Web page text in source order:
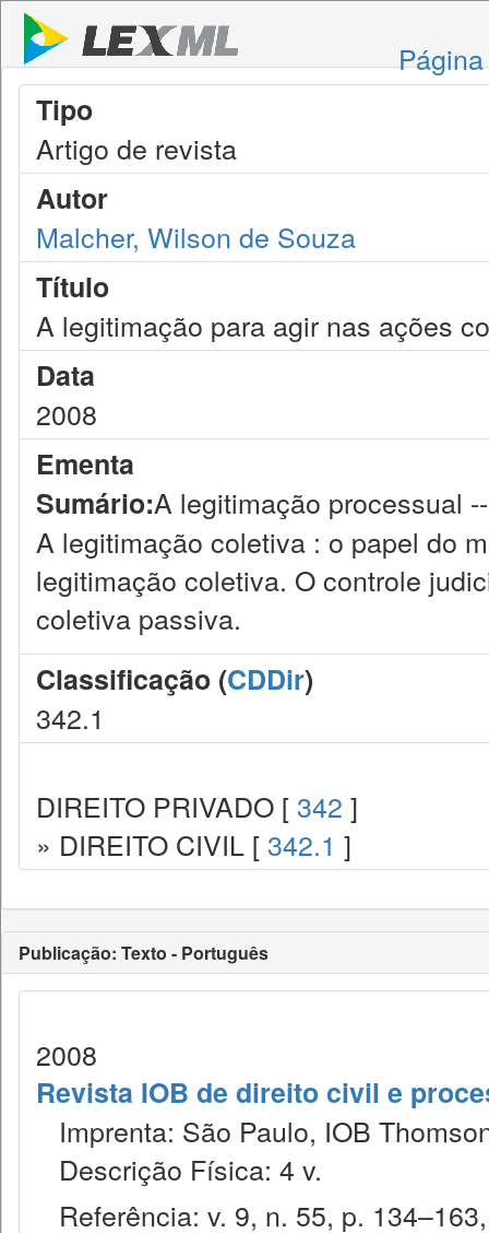
Tipo
Artigo de revista
Autor
Malcher, Wilson de Souza
Título
A legitimação para agir nas ações
Data
2008
Ementa
Sumário:A legitimação processual
A legitimação coletiva : o papel do
legitimação coletiva. O controle
coletiva passiva.
Classificação (CDDir)
342.1
DIREITO PRIVADO [ 342 ]
» DIREITO CIVIL [ 342.1 ]
Publicação: Texto - Português
2008
Revista IOB de direito civil e
Imprenta: São Paulo, IOB
Descrição Física: 4 v.
Referência: v. 9, n. 55, p.